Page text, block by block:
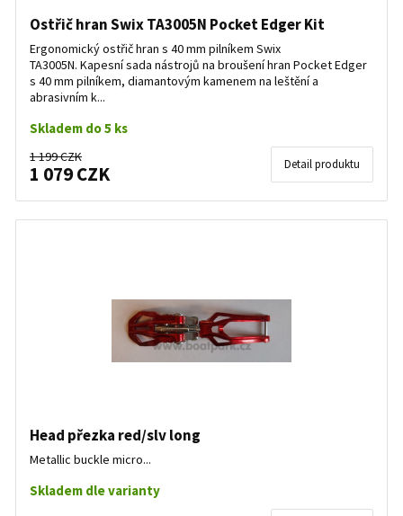
Ostřič hran Swix TA3005N Pocket Edger Kit
Ergonomický ostřič hran s 40 mm pilníkem Swix
TA3005N. Kapesní sada nástrojů na broušení hran Pocket Edger
s 40 mm pilníkem, diamantovým kamenem na leštění a
abrasivním k...
Skladem do 5 ks
1 199 CZK
1 079 CZK Detail produktu
Head přezka red/slv long
Metallic buckle micro...
Skladem dle varianty